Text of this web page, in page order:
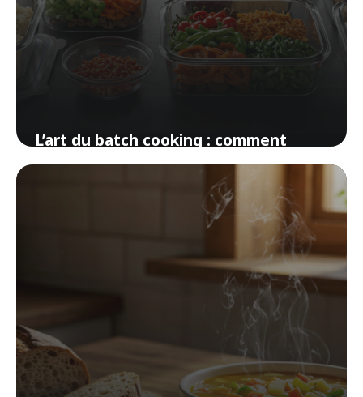
L’art du batch cooking : comment
préparer tous vos repas de la semaine